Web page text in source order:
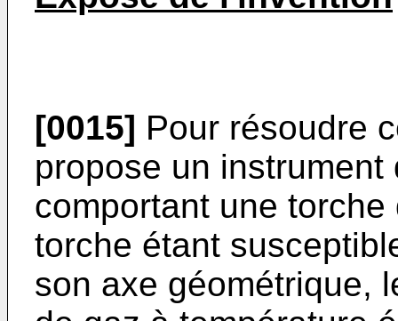
[0015] Pour résoudre
propose un
comportant une
torche étant
son axe géométrique,